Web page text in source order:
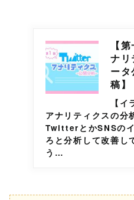
【
ナリ
ー
稿】
【
アナリティクスの分
TwitterとかSNSの
ろと分析して改善し
う…